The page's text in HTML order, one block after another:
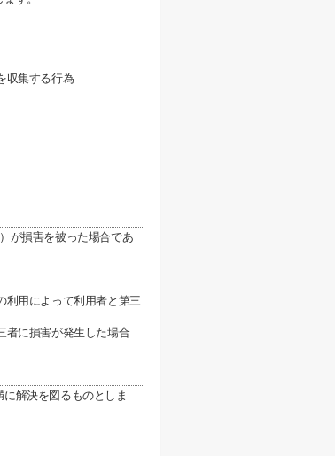
収集する行為
が損害を被った場合であ
利用によって利用者と第三
者に損害が発生した場合
解決を図るものとしま